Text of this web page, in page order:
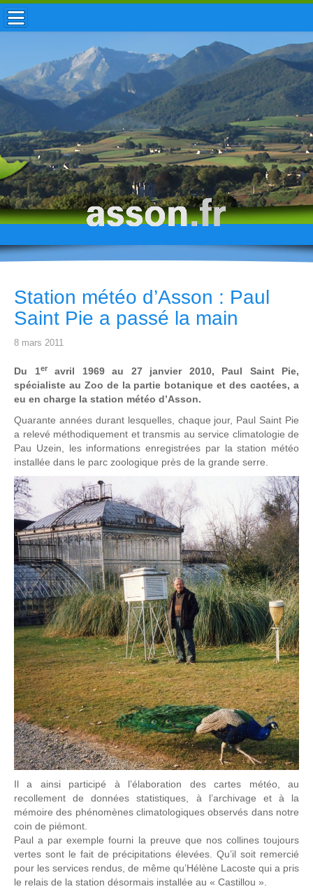
ACCUEIL / INFOS
MUNICIPALITÉ
VIE LOCALE
ENFANCE
TOURISME
HISTOIRE
Station météo d’Asson : Paul
Saint Pie a passé la main
8 mars 2011
Du 1eravril 1969 au 27 janvier 2010, Paul Saint Pie,
spécialiste au Zoo de la partie botanique et des cactées, a
eu en charge la station météo d’Asson.
Quarante années durant lesquelles, chaque jour, Paul Saint Pie
a relevé méthodiquement et transmis au service climatologie de
Pau Uzein, les informations enregistrées par la station météo
installée dans le parc zoologique près de la grande serre.
Il a ainsi participé à l’élaboration des cartes météo, au
recollement de données statistiques, à l’archivage et à la
mémoire des phénomènes climatologiques observés dans notre
coin de piémont.
Paul a par exemple fourni la preuve que nos collines toujours
vertes sont le fait de précipitations élevées. Qu’il soit remercié
pour les services rendus, de même qu’Hélène Lacoste qui a pris
le relais de la station désormais installée au « Castillou ».